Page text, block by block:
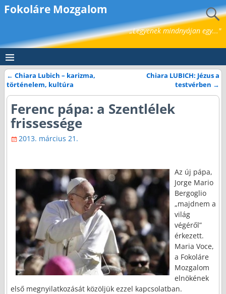
Fokoláre Mozgalom
„Legyenek mindnyájan egy..."
Bejegyzés navigáció
← Chiara Lubich – karizma,
történelem, kultúra
Chiara LUBICH: Jézus a
testvérben →
Ferenc pápa: a Szentlélek
frissessége
2013. március 21.
Az új pápa,
Jorge Mario
Bergoglio
„majdnem a
világ
végéről”
érkezett.
Maria Voce,
a Fokoláre
Mozgalom
elnökének
első megnyilatkozását közöljük ezzel kapcsolatban.